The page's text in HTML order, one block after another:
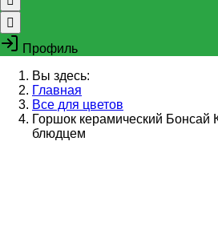
Профиль
Вы здесь:
Главная
Все для цветов
Горшок керамический
блюдцем